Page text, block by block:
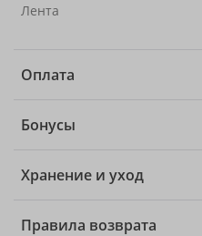
Лента
Оплата
Бонусы
Хранение и уход
Правила возврата